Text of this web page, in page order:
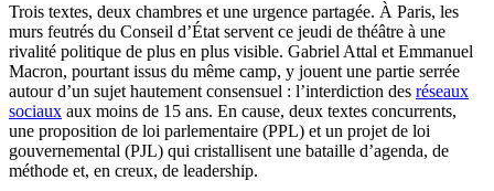
Trois textes, deux chambres et une urgence partagée. À Paris, les
murs feutrés du Conseil d’État servent ce jeudi de théâtre à une
rivalité politique de plus en plus visible. Gabriel Attal et Emmanuel
Macron, pourtant issus du même camp, y jouent une partie serrée
autour d’un sujet hautement consensuel : l’interdiction des réseaux
sociaux aux moins de 15 ans. En cause, deux textes concurrents,
une proposition de loi parlementaire (PPL) et un projet de loi
gouvernemental (PJL) qui cristallisent une bataille d’agenda, de
méthode et, en creux, de leadership.